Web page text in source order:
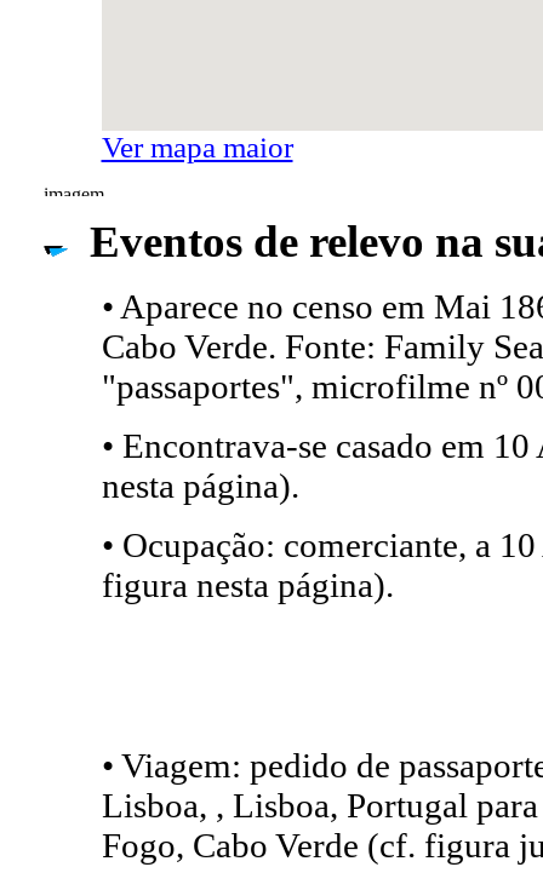
Ver mapa maior
Eventos de relevo na
• Aparece no censo em Mai
Cabo Verde. Fonte: Family
"passaportes", microfilme nº
• Encontrava-se casado em
nesta página).
• Ocupação: comerciante, a
figura nesta página).
• Viagem: pedido de
Lisboa, , Lisboa, Portugal
Fogo, Cabo Verde (cf. figura